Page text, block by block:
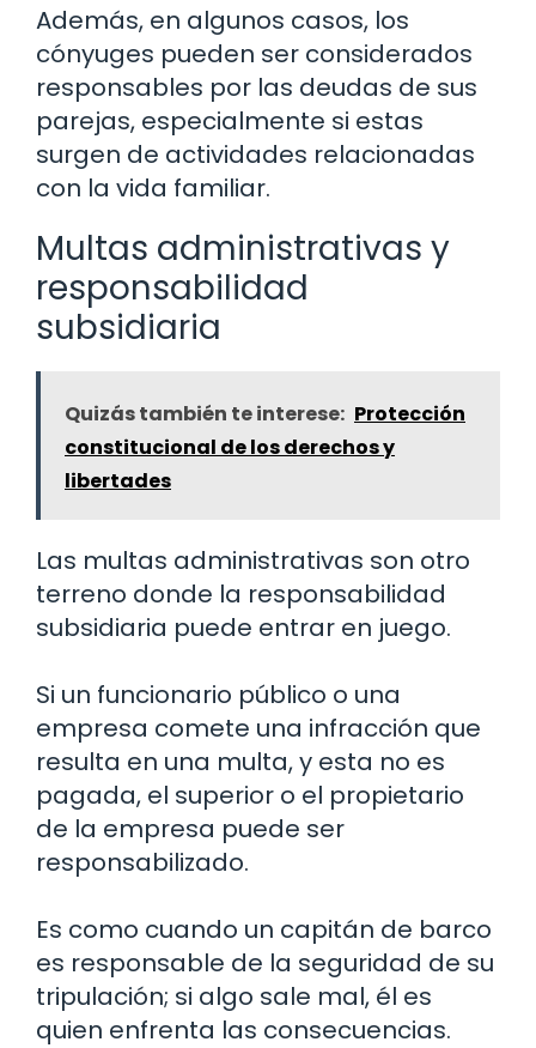
Además, en algunos casos, los
cónyuges pueden ser considerados
responsables por las deudas de sus
parejas, especialmente si estas
surgen de actividades relacionadas
con la vida familiar.
Multas administrativas y
responsabilidad
subsidiaria
Quizás también te interese: Protección
constitucional de los derechos y
libertades
Las multas administrativas son otro
terreno donde la responsabilidad
subsidiaria puede entrar en juego.
Si un funcionario público o una
empresa comete una infracción que
resulta en una multa, y esta no es
pagada, el superior o el propietario
de la empresa puede ser
responsabilizado.
Es como cuando un capitán de barco
es responsable de la seguridad de su
tripulación; si algo sale mal, él es
quien enfrenta las consecuencias.